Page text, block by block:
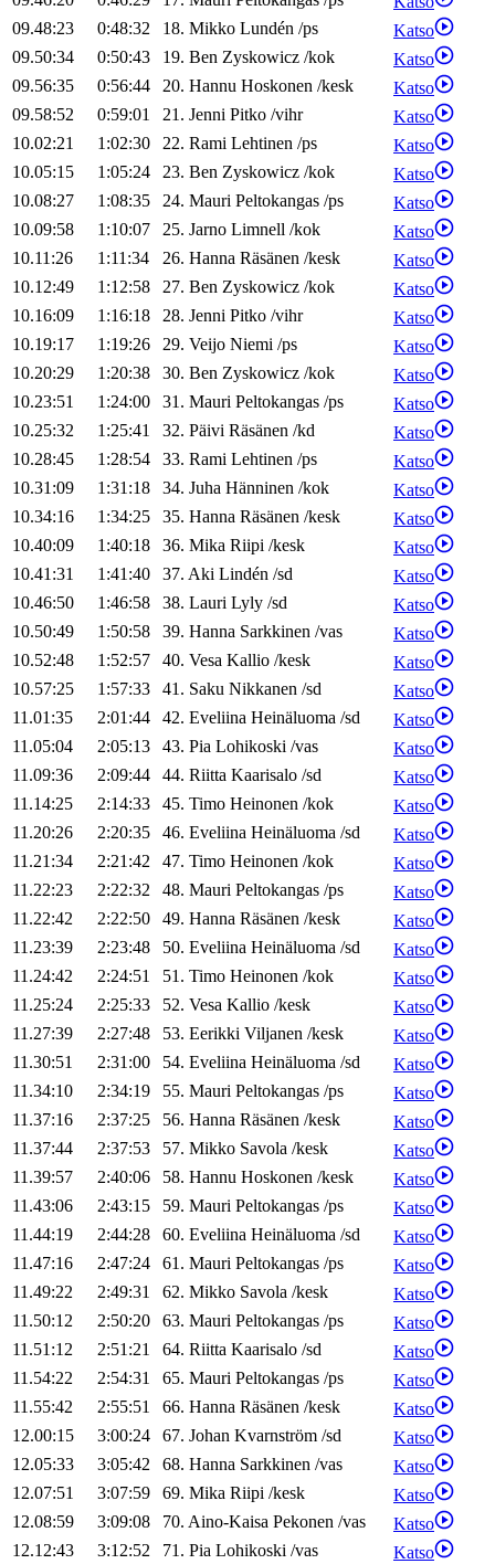
09.48:23
0:48:32 18. Mikko Lundén /ps
Katso
09.50:34
0:50:43 19. Ben Zyskowicz /kok
Katso
09.56:35
0:56:44 20. Hannu Hoskonen /kesk
Katso
09.58:52
0:59:01 21. Jenni Pitko /vihr
Katso
10.02:21
1:02:30 22. Rami Lehtinen /ps
Katso
10.05:15
1:05:24 23. Ben Zyskowicz /kok
Katso
10.08:27
1:08:35 24. Mauri Peltokangas /ps
Katso
10.09:58
1:10:07 25. Jarno Limnell /kok
Katso
10.11:26
1:11:34 26. Hanna Räsänen /kesk
Katso
10.12:49
1:12:58 27. Ben Zyskowicz /kok
Katso
10.16:09
1:16:18 28. Jenni Pitko /vihr
Katso
10.19:17
1:19:26 29. Veijo Niemi /ps
Katso
10.20:29
1:20:38 30. Ben Zyskowicz /kok
Katso
10.23:51
1:24:00 31. Mauri Peltokangas /ps
Katso
10.25:32
1:25:41 32. Päivi Räsänen /kd
Katso
10.28:45
1:28:54 33. Rami Lehtinen /ps
Katso
10.31:09
1:31:18 34. Juha Hänninen /kok
Katso
10.34:16
1:34:25 35. Hanna Räsänen /kesk
Katso
10.40:09
1:40:18 36. Mika Riipi /kesk
Katso
10.41:31
1:41:40 37. Aki Lindén /sd
Katso
10.46:50
1:46:58 38. Lauri Lyly /sd
Katso
10.50:49
1:50:58 39. Hanna Sarkkinen /vas
Katso
10.52:48
1:52:57 40. Vesa Kallio /kesk
Katso
10.57:25
1:57:33 41. Saku Nikkanen /sd
Katso
11.01:35
2:01:44 42. Eveliina Heinäluoma /sd
Katso
11.05:04
2:05:13 43. Pia Lohikoski /vas
Katso
11.09:36
2:09:44 44. Riitta Kaarisalo /sd
Katso
11.14:25
2:14:33 45. Timo Heinonen /kok
Katso
11.20:26
2:20:35 46. Eveliina Heinäluoma /sd
Katso
11.21:34
2:21:42 47. Timo Heinonen /kok
Katso
11.22:23
2:22:32 48. Mauri Peltokangas /ps
Katso
11.22:42
2:22:50 49. Hanna Räsänen /kesk
Katso
11.23:39
2:23:48 50. Eveliina Heinäluoma /sd
Katso
11.24:42
2:24:51 51. Timo Heinonen /kok
Katso
11.25:24
2:25:33 52. Vesa Kallio /kesk
Katso
11.27:39
2:27:48 53. Eerikki Viljanen /kesk
Katso
11.30:51
2:31:00 54. Eveliina Heinäluoma /sd
Katso
11.34:10
2:34:19 55. Mauri Peltokangas /ps
Katso
11.37:16
2:37:25 56. Hanna Räsänen /kesk
Katso
11.37:44
2:37:53 57. Mikko Savola /kesk
Katso
11.39:57
2:40:06 58. Hannu Hoskonen /kesk
Katso
11.43:06
2:43:15 59. Mauri Peltokangas /ps
Katso
11.44:19
2:44:28 60. Eveliina Heinäluoma /sd
Katso
11.47:16
2:47:24 61. Mauri Peltokangas /ps
Katso
11.49:22
2:49:31 62. Mikko Savola /kesk
Katso
11.50:12
2:50:20 63. Mauri Peltokangas /ps
Katso
11.51:12
2:51:21 64. Riitta Kaarisalo /sd
Katso
11.54:22
2:54:31 65. Mauri Peltokangas /ps
Katso
11.55:42
2:55:51 66. Hanna Räsänen /kesk
Katso
12.00:15
3:00:24 67. Johan Kvarnström /sd
Katso
12.05:33
3:05:42 68. Hanna Sarkkinen /vas
Katso
12.07:51
3:07:59 69. Mika Riipi /kesk
Katso
12.08:59
3:09:08 70. Aino-Kaisa Pekonen /vas
Katso
12.12:43
3:12:52 71. Pia Lohikoski /vas
Katso